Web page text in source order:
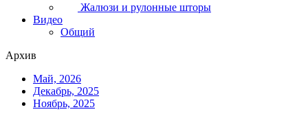
Жалюзи и рулонные шторы
Видео
Общий
Архив
Май, 2026
Декабрь, 2025
Ноябрь, 2025